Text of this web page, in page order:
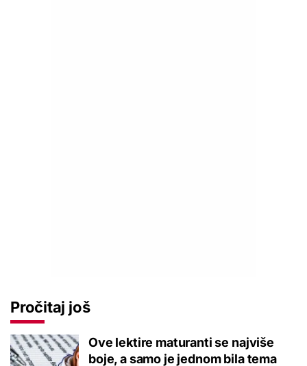
Pročitaj još
Ove lektire maturanti se najviše
boje, a samo je jednom bila tema